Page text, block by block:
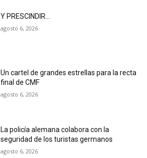
Y PRESCINDIR…
agosto 6, 2026
Un cartel de grandes estrellas para la recta
final de CMF
agosto 6, 2026
La policía alemana colabora con la
seguridad de los turistas germanos
agosto 6, 2026